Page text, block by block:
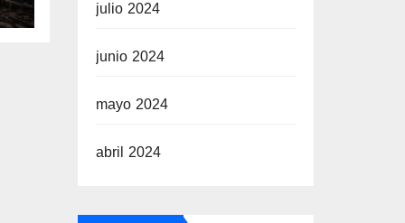
julio 2024
junio 2024
mayo 2024
abril 2024